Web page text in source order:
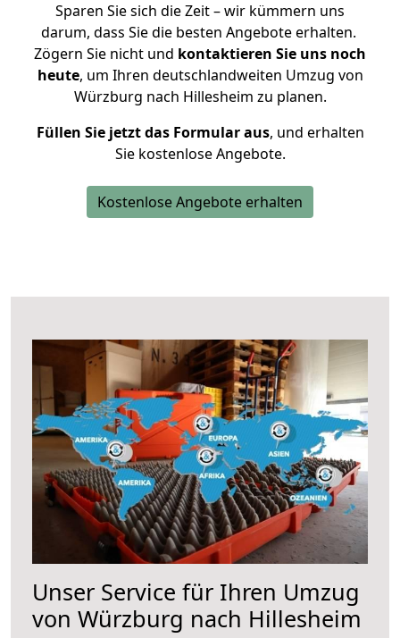
Sparen Sie sich die Zeit – wir kümmern uns
darum, dass Sie die besten Angebote erhalten.
Zögern Sie nicht und kontaktieren Sie uns noch
heute, um Ihren deutschlandweiten Umzug von
Würzburg nach Hillesheim zu planen.
Füllen Sie jetzt das Formular aus, und erhalten
Sie kostenlose Angebote.
Kostenlose Angebote erhalten
Unser Service für Ihren Umzug
von Würzburg nach Hillesheim